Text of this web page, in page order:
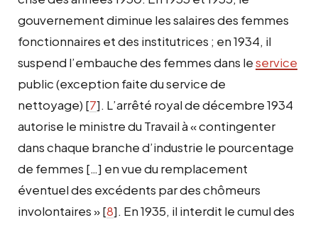
gouvernement diminue les salaires des femmes
fonctionnaires et des institutrices ; en 1934, il
suspend l’embauche des femmes dans leservice
public (exception faite du service de
nettoyage) [7]. L’arrêté royal de décembre 1934
autorise le ministre du Travail à « contingenter
dans chaque branche d’industrie le pourcentage
de femmes […] en vue du remplacement
éventuel des excédents par des chômeurs
involontaires »[8]. En 1935, il interdit le cumul des